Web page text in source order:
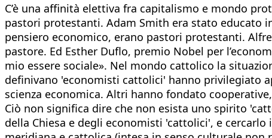
C’è una affinità elettiva fra capitalismo e mondo
pastori protestanti. Adam Smith era stato educato
pensiero economico, erano pastori protestanti.
pastore. Ed Esther Duflo, premio Nobel per
mio essere sociale». Nel mondo cattolico la
definivano 'economisti cattolici' hanno privilegiato
scienza economica. Altri hanno fondato
Ciò non significa dire che non esista uno spirito
della Chiesa e degli economisti 'cattolici', e